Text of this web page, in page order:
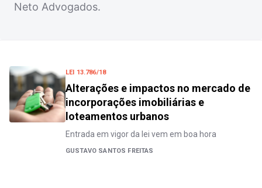
Neto Advogados.
LEI 13.786/18
Alterações e impactos no mercado de
incorporações imobiliárias e
loteamentos urbanos
Entrada em vigor da lei vem em boa hora
GUSTAVO SANTOS FREITAS